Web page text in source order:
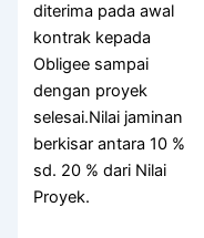
diterima pada awal
kontrak kepada
Obligee sampai
dengan proyek
selesai.Nilai jaminan
berkisar antara 10 %
sd. 20 % dari Nilai
Proyek.